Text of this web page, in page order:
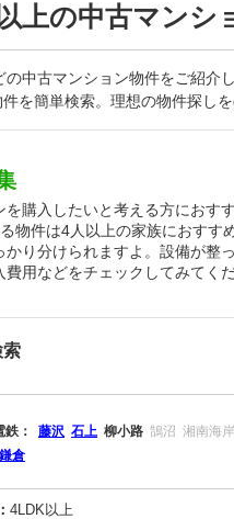
上の中古マンシ
中古マンション物件をご紹
を簡単検索。理想の物件探し
購入したいと考える方におす
物件は4人以上の家族におすす
り分けられますよ。設備が整
用などをチェックしてみてくだ
索
： 藤沢 石上 柳小路 鵠沼 湘南海
鎌倉
4LDK以上